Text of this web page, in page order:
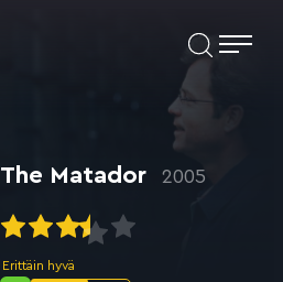
The Matador 2005
Erittäin hyvä